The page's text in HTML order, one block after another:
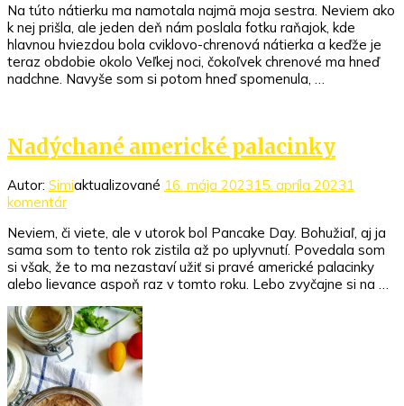
Cviklovo
chrenová
nátierka
Na túto nátierku ma namotala najmä moja sestra. Neviem ako
k nej prišla, ale jeden deň nám poslala fotku raňajok, kde
hlavnou hviezdou bola cviklovo-chrenová nátierka a keďže je
teraz obdobie okolo Veľkej noci, čokoľvek chrenové ma hneď
nadchne. Navyše som si potom hneď spomenula, …
Nadýchané americké palacinky
Autor: Simiaktualizované 16. mája 202315. apríla 20231
komentárna
americké
palacinky
Neviem, či viete, ale v utorok bol Pancake Day. Bohužiaľ, aj ja
sama som to tento rok zistila až po uplyvnutí. Povedala som
si však, že to ma nezastaví užiť si pravé americké palacinky
alebo lievance aspoň raz v tomto roku. Lebo zvyčajne si na …